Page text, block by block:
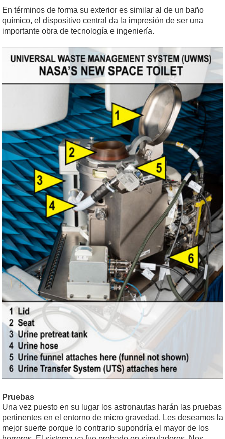
En términos de forma su exterior es similar al de un baño
químico, el dispositivo central da la impresión de ser una
importante obra de tecnología e ingeniería.
Pruebas
Una vez puesto en su lugar los astronautas harán las pruebas
pertinentes en el entorno de micro gravedad. Les deseamos la
mejor suerte porque lo contrario supondría el mayor de los